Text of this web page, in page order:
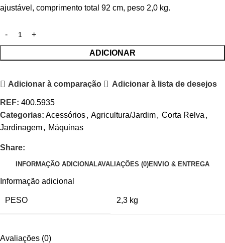
ajustável, comprimento total 92 cm, peso 2,0 kg.
ADICIONAR
Adicionar à comparação Adicionar à lista de desejos
REF: 400.5935
Categorias: Acessórios, Agricultura/Jardim, Corta Relva ,
Jardinagem, Máquinas
Share:
INFORMAÇÃO ADICIONALAVALIAÇÕES (0)ENVIO & ENTREGA
Informação adicional
PESO 2,3 kg
Avaliações (0)